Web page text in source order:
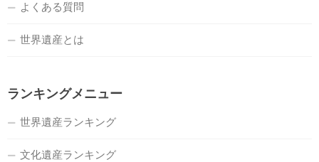
よくある質問
世界遺産とは
ランキングメニュー
世界遺産ランキング
文化遺産ランキング